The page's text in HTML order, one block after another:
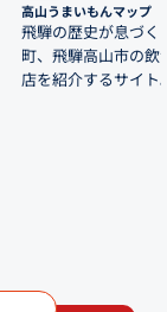
高山うまいもんマップ
飛騨の歴史が息づく
町、飛騨高山市の飲
店を紹介するサイト